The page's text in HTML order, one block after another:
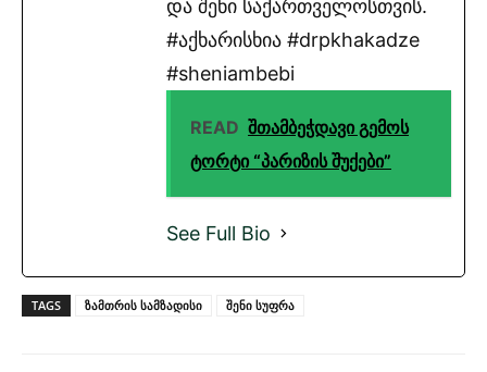
და შენი საქართველოსთვის.
#აქხარისხია #drpkhakadze
#sheniambebi
READ შთამბეჭდავი გემოს
ტორტი “პარიზის შუქები”
See Full Bio
TAGS ზამთრის სამზადისი შენი სუფრა